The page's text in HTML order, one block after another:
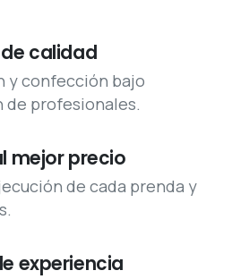
calidad
y confección bajo
de profesionales.
mejor precio
de cada prenda y
experiencia